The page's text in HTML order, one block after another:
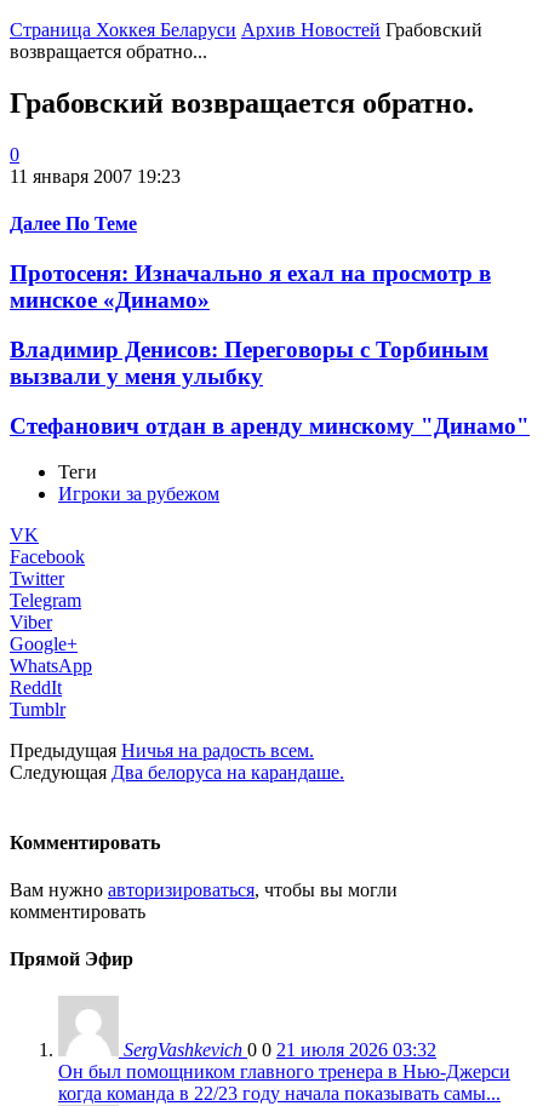
Страница Хоккея Беларуси Архив Новостей Грабовский
возвращается обратно...
Грабовский возвращается обратно.
0
11 января 2007 19:23
Далее По Теме
Протосеня: Изначально я ехал на просмотр в
минское «Динамо»
Владимир Денисов: Переговоры с Торбиным
вызвали у меня улыбку
Стефанович отдан в аренду минскому "Динамо"
Теги
Игроки за рубежом
VK
Facebook
Twitter
Telegram
Viber
Google+
WhatsApp
ReddIt
Tumblr
Предыдущая Ничья на радость всем.
Следующая Два белоруса на карандаше.
Комментировать
Вам нужно авторизироваться, чтобы вы могли
комментировать
Прямой Эфир
SergVashkevich 0 0 21 июля 2026 03:32
Он был помощником главного тренера в Нью-Джерси
когда команда в 22/23 году начала показывать самы...